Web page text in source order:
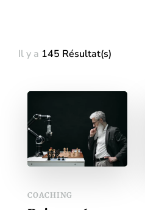
Il y a 145 Résultat(s)
COACHING